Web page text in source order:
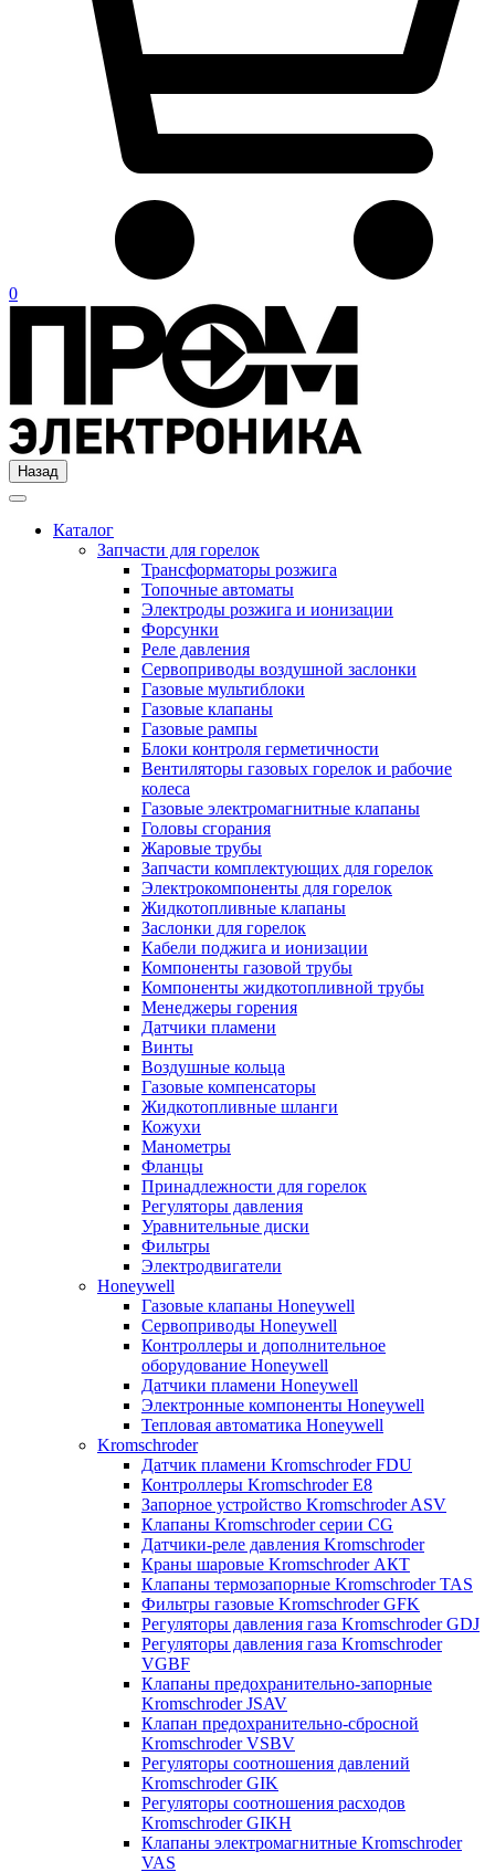
0
Назад
Каталог
Запчасти для горелок
Трансформаторы розжига
Топочные автоматы
Электроды розжига и ионизации
Форсунки
Реле давления
Сервоприводы воздушной заслонки
Газовые мультиблоки
Газовые клапаны
Газовые рампы
Блоки контроля герметичности
Вентиляторы газовых горелок и рабочие
колеса
Газовые электромагнитные клапаны
Головы сгорания
Жаровые трубы
Запчасти комплектующих для горелок
Электрокомпоненты для горелок
Жидкотопливные клапаны
Заслонки для горелок
Кабели поджига и ионизации
Компоненты газовой трубы
Компоненты жидкотопливной трубы
Менеджеры горения
Датчики пламени
Винты
Воздушные кольца
Газовые компенсаторы
Жидкотопливные шланги
Кожухи
Манометры
Фланцы
Принадлежности для горелок
Регуляторы давления
Уравнительные диски
Фильтры
Электродвигатели
Honeywell
Газовые клапаны Honeywell
Сервоприводы Honeywell
Контроллеры и дополнительное
оборудование Honeywell
Датчики пламени Honeywell
Электронные компоненты Honeywell
Тепловая автоматика Honeywell
Kromschroder
Датчик пламени Kromschroder FDU
Контроллеры Kromschroder E8
Запорное устройство Kromschroder ASV
Клапаны Kromschroder серии CG
Датчики-реле давления Kromschroder
Краны шаровые Kromschroder АКТ
Клапаны термозапорные Kromschroder TAS
Фильтры газовые Kromschroder GFK
Регуляторы давления газа Kromschroder GDJ
Регуляторы давления газа Kromschroder
VGBF
Клапаны предохранительно-запорные
Kromschroder JSAV
Клапан предохранительно-сбросной
Kromschroder VSBV
Регуляторы соотношения давлений
Kromschroder GIK
Регуляторы соотношения расходов
Kromschroder GIKH
Клапаны электромагнитные Kromschroder
VAS